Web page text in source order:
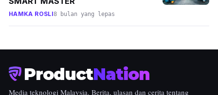
HAMKA ROSLI8 bulan yang lepas
ProductNation
Media teknologi Malaysia. Berita, ulasan dan cerita tentang